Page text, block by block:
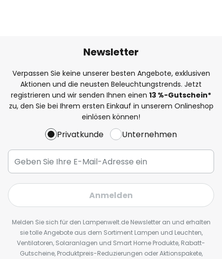
Newsletter
Verpassen Sie keine unserer besten Angebote, exklusiven
Aktionen und die neusten Beleuchtungstrends. Jetzt
registrieren und wir senden Ihnen einen 13 %-Gutschein*
zu, den Sie bei Ihrem ersten Einkauf in unserem Onlineshop
einlösen können!
Privatkunde Unternehmen
Anmelden
Melden Sie sich für den Lampenwelt.de Newsletter an und erhalten
sie tolle Angebote aus dem Sortiment Lampen und Leuchten,
Ventilatoren, Solaranlagen und Smart Home Produkte, Rabatt-
Gutscheine, Produktpreis-Reduzierungen oder Aktionspakete,